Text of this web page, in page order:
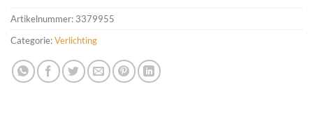
Artikelnummer: 3379955
Categorie:Verlichting